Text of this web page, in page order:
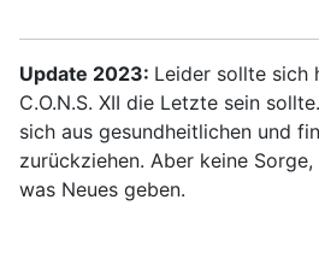
Update 2023: Leider sollte sich
C.O.N.S. XII die Letzte sein
sich aus gesundheitlichen und
zurückziehen. Aber keine
was Neues geben.